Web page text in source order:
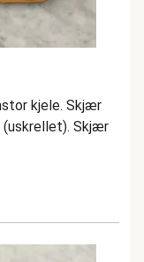
kjele. Skjær
Skjær